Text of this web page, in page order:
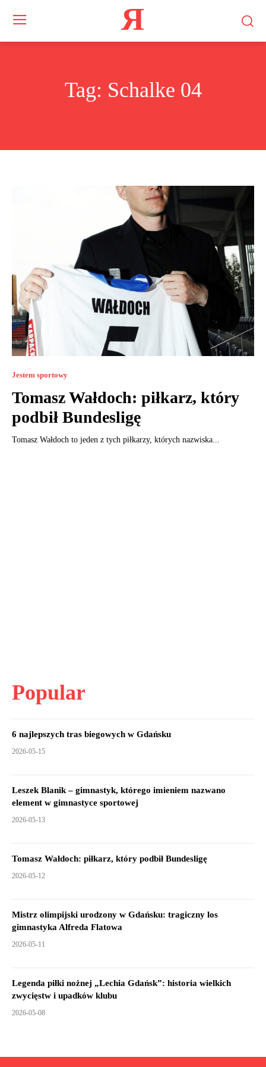
Я
Tag: Schalke 04
Jestem sportowy
Tomasz Wałdoch: piłkarz, który
podbił Bundesligę
Tomasz Wałdoch to jeden z tych piłkarzy, których nazwiska...
Popular
6 najlepszych tras biegowych w Gdańsku
2026-05-15
Leszek Blanik – gimnastyk, którego imieniem nazwano
element w gimnastyce sportowej
2026-05-13
Tomasz Wałdoch: piłkarz, który podbił Bundesligę
2026-05-12
Mistrz olimpijski urodzony w Gdańsku: tragiczny los
gimnastyka Alfreda Flatowa
2026-05-11
Legenda piłki nożnej „Lechia Gdańsk”: historia wielkich
zwycięstw i upadków klubu
2026-05-08